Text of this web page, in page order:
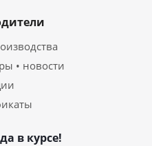
• новости
в курсе!